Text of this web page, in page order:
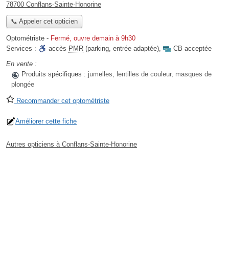
78700 Conflans-Sainte-Honorine
📞 Appeler cet opticien
Optométriste - Fermé, ouvre demain à 9h30
Services :
accès PMR (parking, entrée adaptée),
CB acceptée
En vente :
Produits spécifiques : jumelles, lentilles de couleur, masques de
plongée
Recommander cet optométriste
Améliorer cette fiche
Autres opticiens à Conflans-Sainte-Honorine